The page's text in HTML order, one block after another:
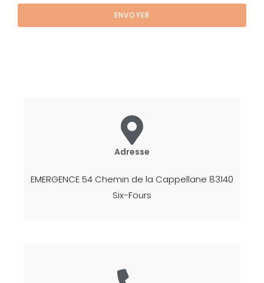
ENVOYER
Adresse
EMERGENCE 54 Chemin de la Cappellane 83140
Six-Fours